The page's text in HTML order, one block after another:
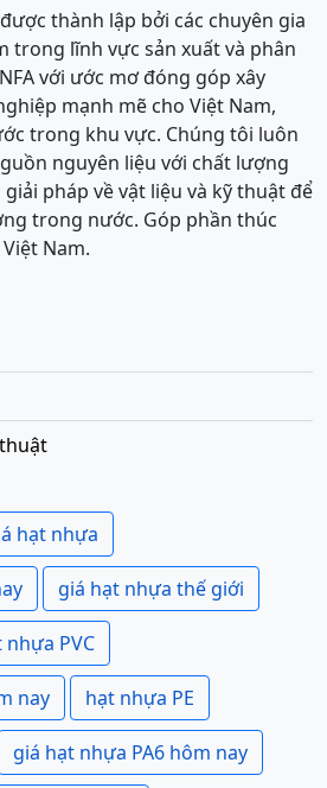
thành lập bởi các chuyên gia
trong lĩnh vực sản xuất và phân
với ước mơ đóng góp xây
mạnh mẽ cho Việt Nam,
trong khu vực. Chúng tôi luôn
nguyên liệu với chất lượng
giải pháp về vật liệu và kỹ thuật để
trong nước. Góp phần thúc
Nam.
hạt nhựa
giá hạt nhựa thế giới
PVC
nay hạt nhựa PE
giá hạt nhựa PA6 hôm nay